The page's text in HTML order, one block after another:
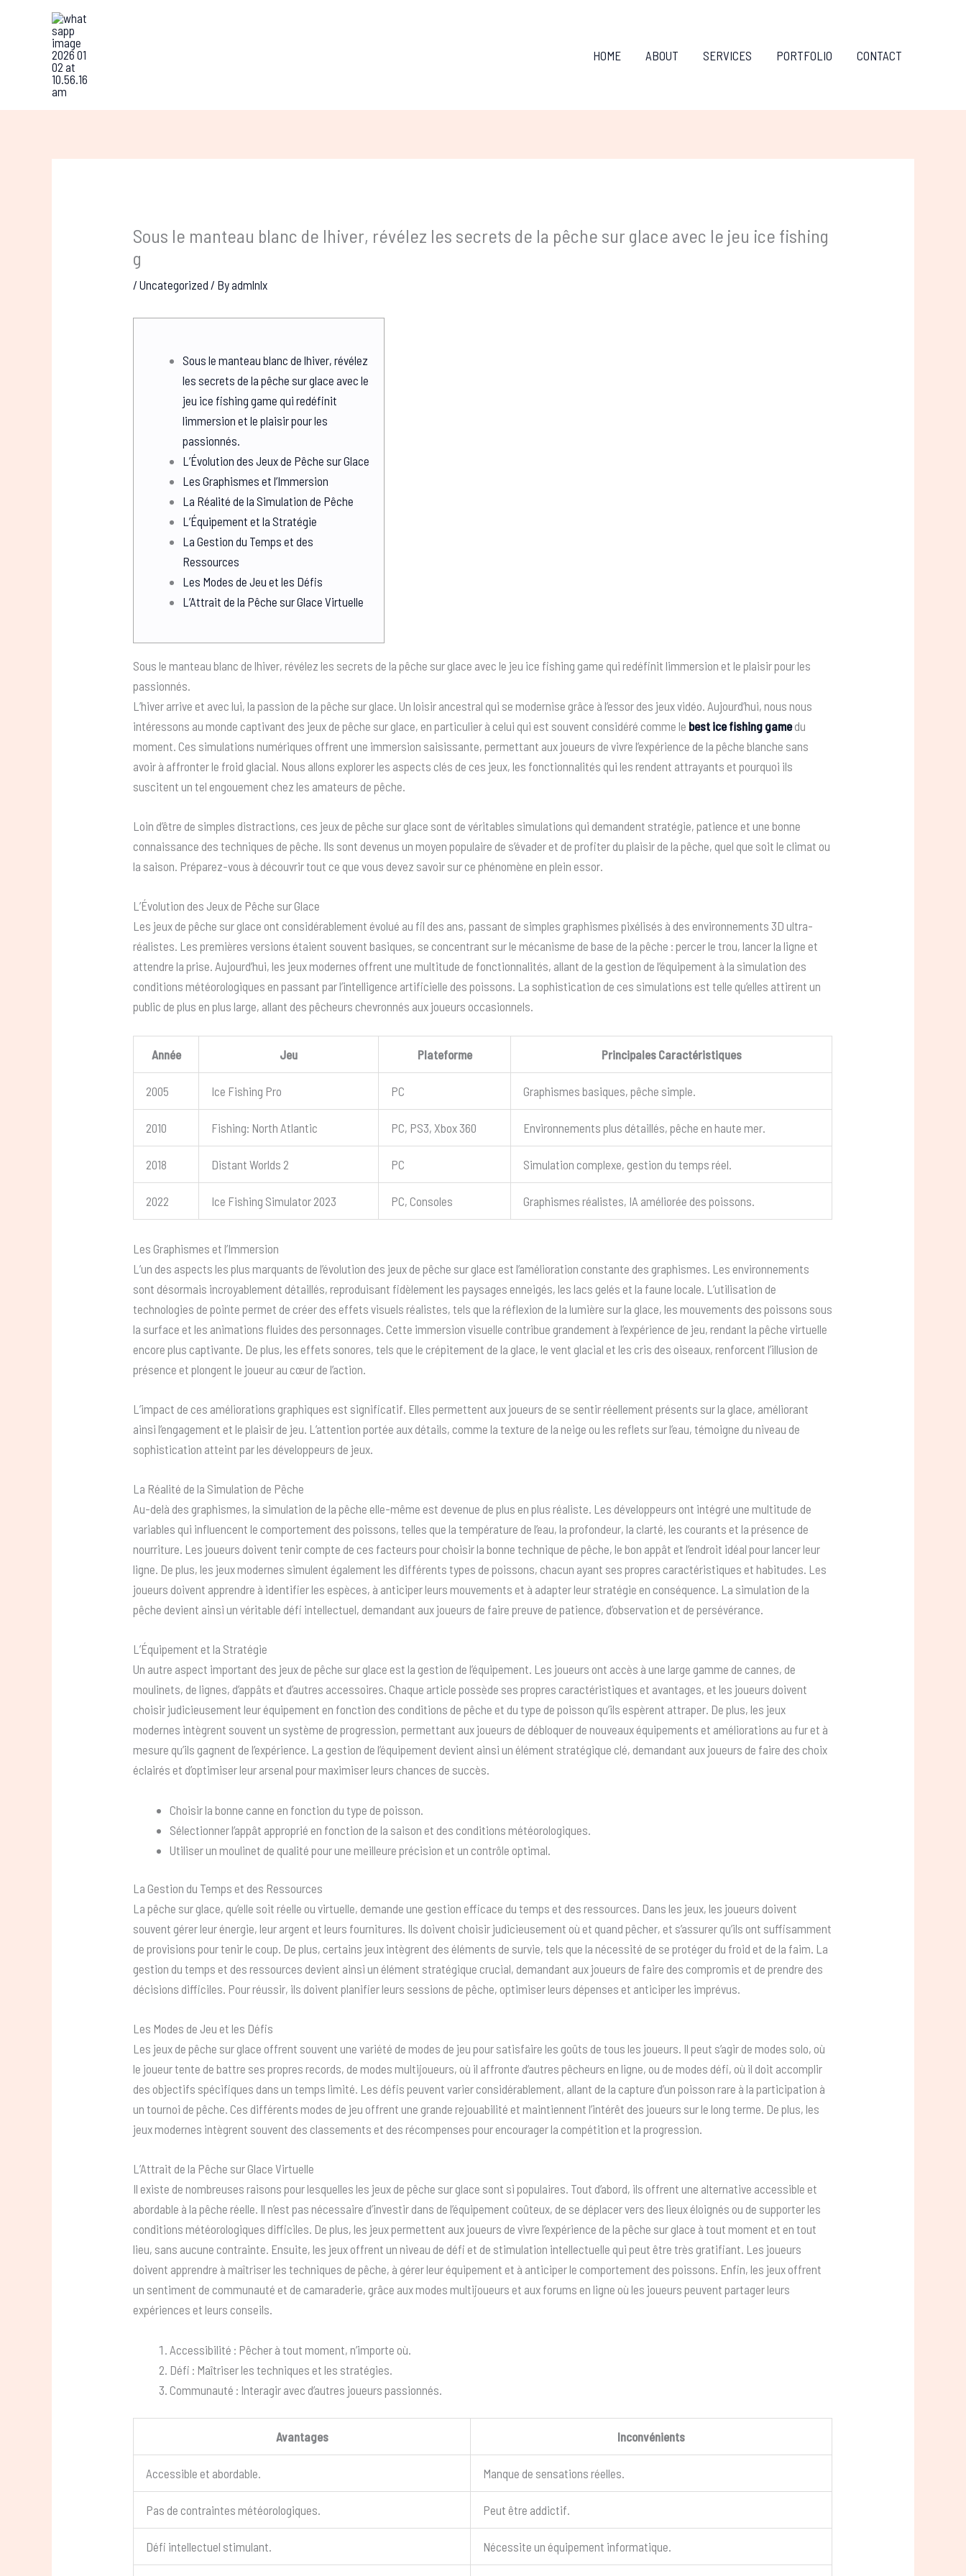
HOME ABOUT SERVICES PORTFOLIO CONTACT
Sous le manteau blanc de lhiver, révélez les secrets de la pêche sur glace avec le jeu ice fishing
g
/Uncategorized / Byadmlnlx
Sous le manteau blanc de lhiver, révélez
les secrets de la pêche sur glace avec le
jeu ice fishing game qui redéfinit
limmersion et le plaisir pour les
passionnés.
L’Évolution des Jeux de Pêche sur Glace
Les Graphismes et l’Immersion
La Réalité de la Simulation de Pêche
L’Équipement et la Stratégie
La Gestion du Temps et des
Ressources
Les Modes de Jeu et les Défis
L’Attrait de la Pêche sur Glace Virtuelle
Sous le manteau blanc de lhiver, révélez les secrets de la pêche sur glace avec le jeu ice fishing game qui redéfinit limmersion et le plaisir pour les
passionnés.
L’hiver arrive et avec lui, la passion de la pêche sur glace. Un loisir ancestral qui se modernise grâce à l’essor des jeux vidéo. Aujourd’hui, nous nous
intéressons au monde captivant des jeux de pêche sur glace, en particulier à celui qui est souvent considéré comme le best ice fishing gamedu
moment. Ces simulations numériques offrent une immersion saisissante, permettant aux joueurs de vivre l’expérience de la pêche blanche sans
avoir à affronter le froid glacial. Nous allons explorer les aspects clés de ces jeux, les fonctionnalités qui les rendent attrayants et pourquoi ils
suscitent un tel engouement chez les amateurs de pêche.
Loin d’être de simples distractions, ces jeux de pêche sur glace sont de véritables simulations qui demandent stratégie, patience et une bonne
connaissance des techniques de pêche. Ils sont devenus un moyen populaire de s’évader et de profiter du plaisir de la pêche, quel que soit le climat ou
la saison. Préparez-vous à découvrir tout ce que vous devez savoir sur ce phénomène en plein essor.
L’Évolution des Jeux de Pêche sur Glace
Les jeux de pêche sur glace ont considérablement évolué au fil des ans, passant de simples graphismes pixélisés à des environnements 3D ultra-
réalistes. Les premières versions étaient souvent basiques, se concentrant sur le mécanisme de base de la pêche : percer le trou, lancer la ligne et
attendre la prise. Aujourd’hui, les jeux modernes offrent une multitude de fonctionnalités, allant de la gestion de l’équipement à la simulation des
conditions météorologiques en passant par l’intelligence artificielle des poissons. La sophistication de ces simulations est telle qu’elles attirent un
public de plus en plus large, allant des pêcheurs chevronnés aux joueurs occasionnels.
Année Jeu Plateforme Principales Caractéristiques
2005 Ice Fishing Pro PC Graphismes basiques, pêche simple.
2010 Fishing: North Atlantic PC, PS3, Xbox 360 Environnements plus détaillés, pêche en haute mer.
2018 Distant Worlds 2 PC Simulation complexe, gestion du temps réel.
2022 Ice Fishing Simulator 2023 PC, Consoles Graphismes réalistes, IA améliorée des poissons.
Les Graphismes et l’Immersion
L’un des aspects les plus marquants de l’évolution des jeux de pêche sur glace est l’amélioration constante des graphismes. Les environnements
sont désormais incroyablement détaillés, reproduisant fidèlement les paysages enneigés, les lacs gelés et la faune locale. L’utilisation de
technologies de pointe permet de créer des effets visuels réalistes, tels que la réflexion de la lumière sur la glace, les mouvements des poissons sous
la surface et les animations fluides des personnages. Cette immersion visuelle contribue grandement à l’expérience de jeu, rendant la pêche virtuelle
encore plus captivante. De plus, les effets sonores, tels que le crépitement de la glace, le vent glacial et les cris des oiseaux, renforcent l’illusion de
présence et plongent le joueur au cœur de l’action.
L’impact de ces améliorations graphiques est significatif. Elles permettent aux joueurs de se sentir réellement présents sur la glace, améliorant
ainsi l’engagement et le plaisir de jeu. L’attention portée aux détails, comme la texture de la neige ou les reflets sur l’eau, témoigne du niveau de
sophistication atteint par les développeurs de jeux.
La Réalité de la Simulation de Pêche
Au-delà des graphismes, la simulation de la pêche elle-même est devenue de plus en plus réaliste. Les développeurs ont intégré une multitude de
variables qui influencent le comportement des poissons, telles que la température de l’eau, la profondeur, la clarté, les courants et la présence de
nourriture. Les joueurs doivent tenir compte de ces facteurs pour choisir la bonne technique de pêche, le bon appât et l’endroit idéal pour lancer leur
ligne. De plus, les jeux modernes simulent également les différents types de poissons, chacun ayant ses propres caractéristiques et habitudes. Les
joueurs doivent apprendre à identifier les espèces, à anticiper leurs mouvements et à adapter leur stratégie en conséquence. La simulation de la
pêche devient ainsi un véritable défi intellectuel, demandant aux joueurs de faire preuve de patience, d’observation et de persévérance.
L’Équipement et la Stratégie
Un autre aspect important des jeux de pêche sur glace est la gestion de l’équipement. Les joueurs ont accès à une large gamme de cannes, de
moulinets, de lignes, d’appâts et d’autres accessoires. Chaque article possède ses propres caractéristiques et avantages, et les joueurs doivent
choisir judicieusement leur équipement en fonction des conditions de pêche et du type de poisson qu’ils espèrent attraper. De plus, les jeux
modernes intègrent souvent un système de progression, permettant aux joueurs de débloquer de nouveaux équipements et améliorations au fur et à
mesure qu’ils gagnent de l’expérience. La gestion de l’équipement devient ainsi un élément stratégique clé, demandant aux joueurs de faire des choix
éclairés et d’optimiser leur arsenal pour maximiser leurs chances de succès.
Choisir la bonne canne en fonction du type de poisson.
Sélectionner l’appât approprié en fonction de la saison et des conditions météorologiques.
Utiliser un moulinet de qualité pour une meilleure précision et un contrôle optimal.
La Gestion du Temps et des Ressources
La pêche sur glace, qu’elle soit réelle ou virtuelle, demande une gestion efficace du temps et des ressources. Dans les jeux, les joueurs doivent
souvent gérer leur énergie, leur argent et leurs fournitures. Ils doivent choisir judicieusement où et quand pêcher, et s’assurer qu’ils ont suffisamment
de provisions pour tenir le coup. De plus, certains jeux intègrent des éléments de survie, tels que la nécessité de se protéger du froid et de la faim. La
gestion du temps et des ressources devient ainsi un élément stratégique crucial, demandant aux joueurs de faire des compromis et de prendre des
décisions difficiles. Pour réussir, ils doivent planifier leurs sessions de pêche, optimiser leurs dépenses et anticiper les imprévus.
Les Modes de Jeu et les Défis
Les jeux de pêche sur glace offrent souvent une variété de modes de jeu pour satisfaire les goûts de tous les joueurs. Il peut s’agir de modes solo, où
le joueur tente de battre ses propres records, de modes multijoueurs, où il affronte d’autres pêcheurs en ligne, ou de modes défi, où il doit accomplir
des objectifs spécifiques dans un temps limité. Les défis peuvent varier considérablement, allant de la capture d’un poisson rare à la participation à
un tournoi de pêche. Ces différents modes de jeu offrent une grande rejouabilité et maintiennent l’intérêt des joueurs sur le long terme. De plus, les
jeux modernes intègrent souvent des classements et des récompenses pour encourager la compétition et la progression.
L’Attrait de la Pêche sur Glace Virtuelle
Il existe de nombreuses raisons pour lesquelles les jeux de pêche sur glace sont si populaires. Tout d’abord, ils offrent une alternative accessible et
abordable à la pêche réelle. Il n’est pas nécessaire d’investir dans de l’équipement coûteux, de se déplacer vers des lieux éloignés ou de supporter les
conditions météorologiques difficiles. De plus, les jeux permettent aux joueurs de vivre l’expérience de la pêche sur glace à tout moment et en tout
lieu, sans aucune contrainte. Ensuite, les jeux offrent un niveau de défi et de stimulation intellectuelle qui peut être très gratifiant. Les joueurs
doivent apprendre à maîtriser les techniques de pêche, à gérer leur équipement et à anticiper le comportement des poissons. Enfin, les jeux offrent
un sentiment de communauté et de camaraderie, grâce aux modes multijoueurs et aux forums en ligne où les joueurs peuvent partager leurs
expériences et leurs conseils.
Accessibilité : Pêcher à tout moment, n’importe où.
Défi : Maîtriser les techniques et les stratégies.
Communauté : Interagir avec d’autres joueurs passionnés.
Avantages Inconvénients
Accessible et abordable. Manque de sensations réelles.
Pas de contraintes météorologiques. Peut être addictif.
Défi intellectuel stimulant. Nécessite un équipement informatique.